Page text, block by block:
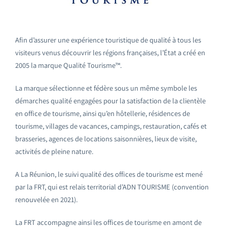
Contact
Afin d’assurer une expérience touristique de qualité à tous les
visiteurs venus découvrir les régions françaises, l’État a créé en
2005 la marque Qualité Tourisme™.
La marque sélectionne et fédère sous un même symbole les
démarches qualité engagées pour la satisfaction de la clientèle
en office de tourisme, ainsi qu’en hôtellerie, résidences de
tourisme, villages de vacances, campings, restauration, cafés et
brasseries, agences de locations saisonnières, lieux de visite,
activités de pleine nature.
A La Réunion, le suivi qualité des offices de tourisme est mené
par la FRT, qui est relais territorial d’ADN TOURISME (convention
renouvelée en 2021).
La FRT accompagne ainsi les offices de tourisme en amont de